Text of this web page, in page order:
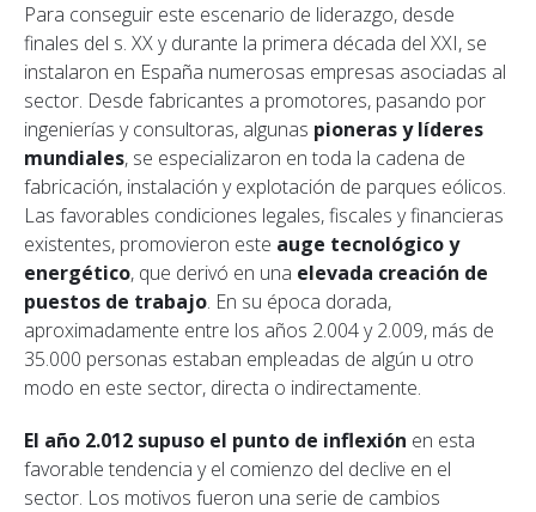
Para conseguir este escenario de liderazgo, desde
finales del s. XX y durante la primera década del XXI, se
instalaron en España numerosas empresas asociadas al
sector. Desde fabricantes a promotores, pasando por
ingenierías y consultoras, algunas pioneras y líderes
mundiales, se especializaron en toda la cadena de
fabricación, instalación y explotación de parques eólicos.
Las favorables condiciones legales, fiscales y financieras
existentes, promovieron este auge tecnológico y
energético, que derivó en una elevada creación de
puestos de trabajo. En su época dorada,
aproximadamente entre los años 2.004 y 2.009, más de
35.000 personas estaban empleadas de algún u otro
modo en este sector, directa o indirectamente.
El año 2.012 supuso el punto de inflexión en esta
favorable tendencia y el comienzo del declive en el
sector. Los motivos fueron una serie de cambios